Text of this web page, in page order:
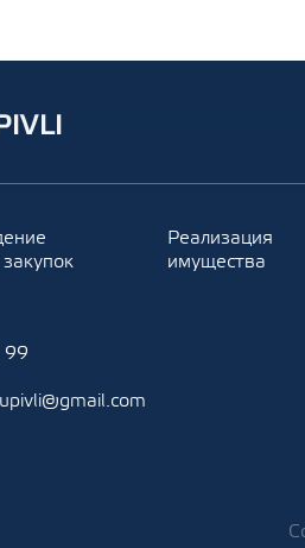
Реализация
имущества